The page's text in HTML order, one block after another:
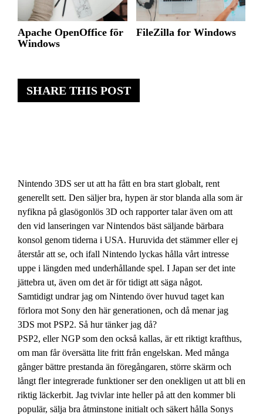
SHARE THIS POST
Nintendo 3DS ser ut att ha fått en bra start globalt, rent
generellt sett. Den säljer bra, hypen är stor blanda alla som är
nyfikna på glasögonlös 3D och rapporter talar även om att
den vid lanseringen var Nintendos bäst säljande bärbara
konsol genom tiderna i USA. Huruvida det stämmer eller ej
återstår att se, och ifall Nintendo lyckas hålla vårt intresse
uppe i längden med underhållande spel. I Japan ser det inte
jättebra ut, även om det är för tidigt att säga något.
Samtidigt undrar jag om Nintendo över huvud taget kan
förlora mot Sony den här generationen, och då menar jag
3DS mot PSP2. Så hur tänker jag då?
PSP2, eller NGP som den också kallas, är ett riktigt krafthus,
om man får översätta lite fritt från engelskan. Med många
gånger bättre prestanda än föregångaren, större skärm och
långt fler integrerade funktioner ser den onekligen ut att bli en
riktig läckerbit. Jag tvivlar inte heller på att den kommer bli
populär, sälja bra åtminstone initialt och säkert hålla Sonys
Apache OpenOffice för
Windows
FileZilla for Windows